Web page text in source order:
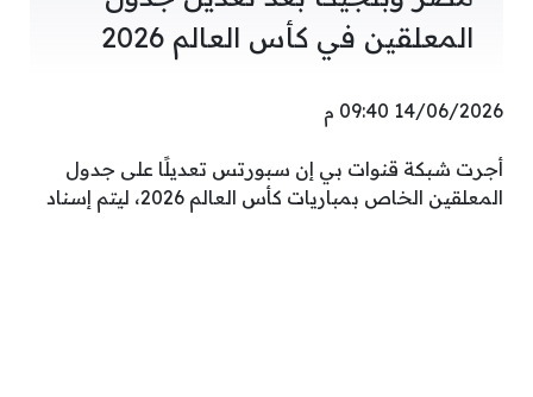
المعلقين في كأس العالم 2026
14/06/2026 09:40 م
أجرت شبكة قنوات بي إن سبورتس تعديلًا على جدول
المعلقين الخاص بمباريات كأس العالم 2026، ليتم إسناد